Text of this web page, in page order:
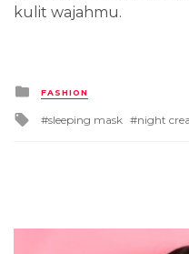
kulit wajahmu.
Posted
in
FASHION
Tagged
sleeping mask night